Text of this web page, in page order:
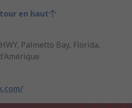
en haut
Palmetto Bay, Florida,